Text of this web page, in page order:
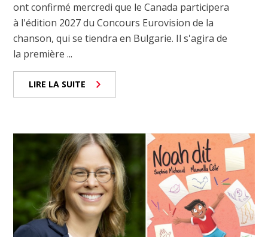
ont confirmé mercredi que le Canada participera
à l'édition 2027 du Concours Eurovision de la
chanson, qui se tiendra en Bulgarie. Il s'agira de
la première ...
LIRE LA SUITE